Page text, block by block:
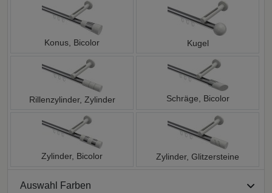
Konus, Bicolor Kugel
Rillenzylinder, Zylinder Schräge, Bicolor
Zylinder, Bicolor Zylinder, Glitzersteine
Auswahl Farben